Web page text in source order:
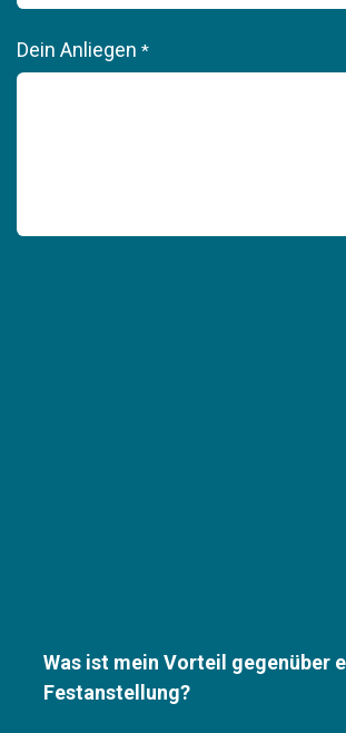
Dein Anliegen *
Was ist mein Vorteil gegenüber
Festanstellung?